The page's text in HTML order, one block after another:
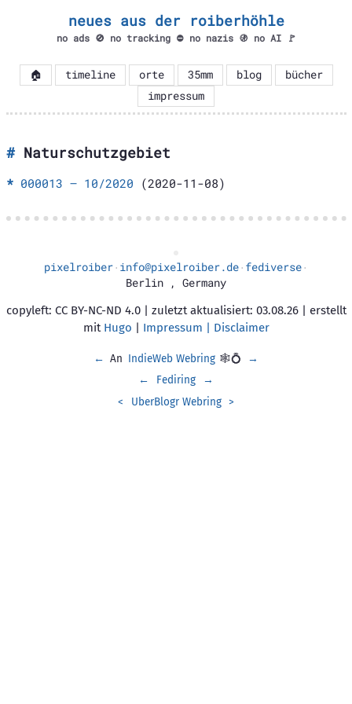
neues aus der roiberhöhle
no ads 🚫 no tracking ⛔ no nazis 🚯 no AI 🚩
🏠 timeline orte 35mm blog
bücher
impressum
Naturschutzgebiet
000013 – 10/2020 (2020-11-08)
pixelroiber· info@pixelroiber.de· fediverse·
Berlin , Germany
copyleft: CC BY-NC-ND 4.0 | zuletzt aktualisiert: 03.08.26 | erstellt
mit Hugo | Impressum | Disclaimer
← An IndieWeb Webring 🕸💍
→
←
Fediring
→
<
UberBlogr Webring >